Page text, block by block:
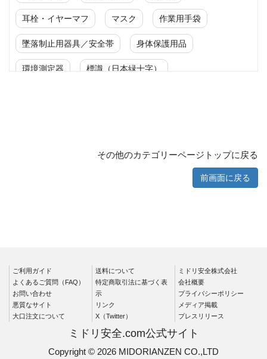
耳栓・イヤーマフ マスク 作業用手袋
墜落制止用器具／安全帯 身体保護用品
環境測定器 標識（日本緑十字）
保安・保守用品
ウイルス対策用品
商品カテゴリ一覧
標識
JIS安全標識
消防／防災・防犯
消防・危険物標識
その他のカテゴリーページトップに戻る
前画面に戻る
ご利用ガイド
よくあるご質問（FAQ）
お問い合わせ
悪質なサイト
大口注文について
送料について
特定商取引法に基づく表
示
リンク
X（Twitter）
ミドリ安全株式会社
会社概要
プライバシーポリシー
メディア掲載
プレスリリース
ミドリ安全.com公式サイト
Copyright © 2026 MIDORIANZEN CO.,LTD